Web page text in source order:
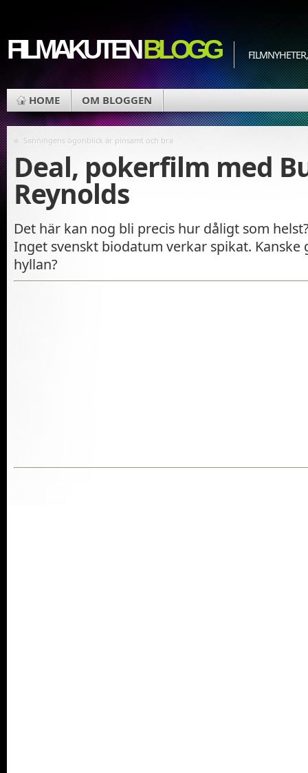
FILMAKUTENBLOGG
HOME OM BLOGGEN
« Sanningens ögonblick är pinsamt och bra
Deal, pokerfilm med
Reynolds
Det här kan nog bli precis hur dåligt som
Inget svenskt biodatum verkar spikat. Kanske
hyllan?